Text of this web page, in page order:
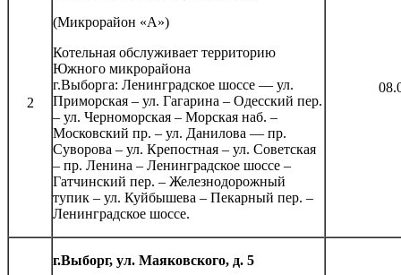
2
(Микрорайон «А»)
Котельная обслуживает территорию
Южного микрорайона
г.Выборга: Ленинградское шоссе — ул.
Приморская – ул. Гагарина – Одесский пер.
– ул. Черноморская – Морская наб. –
Московский пр. – ул. Данилова — пр.
Суворова – ул. Крепостная – ул. Советская
– пр. Ленина – Ленинградское шоссе –
Гатчинский пер. – Железнодорожный
тупик – ул. Куйбышева – Пекарный пер. –
Ленинградское шоссе.
г.Выборг, ул. Маяковского, д. 5